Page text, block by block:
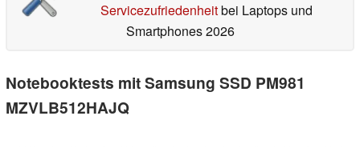
Servicezufriedenheitbei Laptops und
Smartphones 2026
Notebooktests mit Samsung SSD PM981
MZVLB512HAJQ